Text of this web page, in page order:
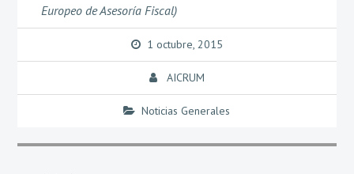
Europeo de Asesoría Fiscal)
1 octubre, 2015
AICRUM
Noticias Generales
Navegación